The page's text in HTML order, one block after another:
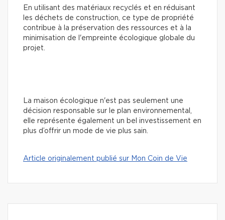
En utilisant des matériaux recyclés et en réduisant
les déchets de construction, ce type de propriété
contribue à la préservation des ressources et à la
minimisation de l'empreinte écologique globale du
projet.
La maison écologique n'est pas seulement une
décision responsable sur le plan environnemental,
elle représente également un bel investissement en
plus d’offrir un mode de vie plus sain.
Article originalement publié sur Mon Coin de Vie